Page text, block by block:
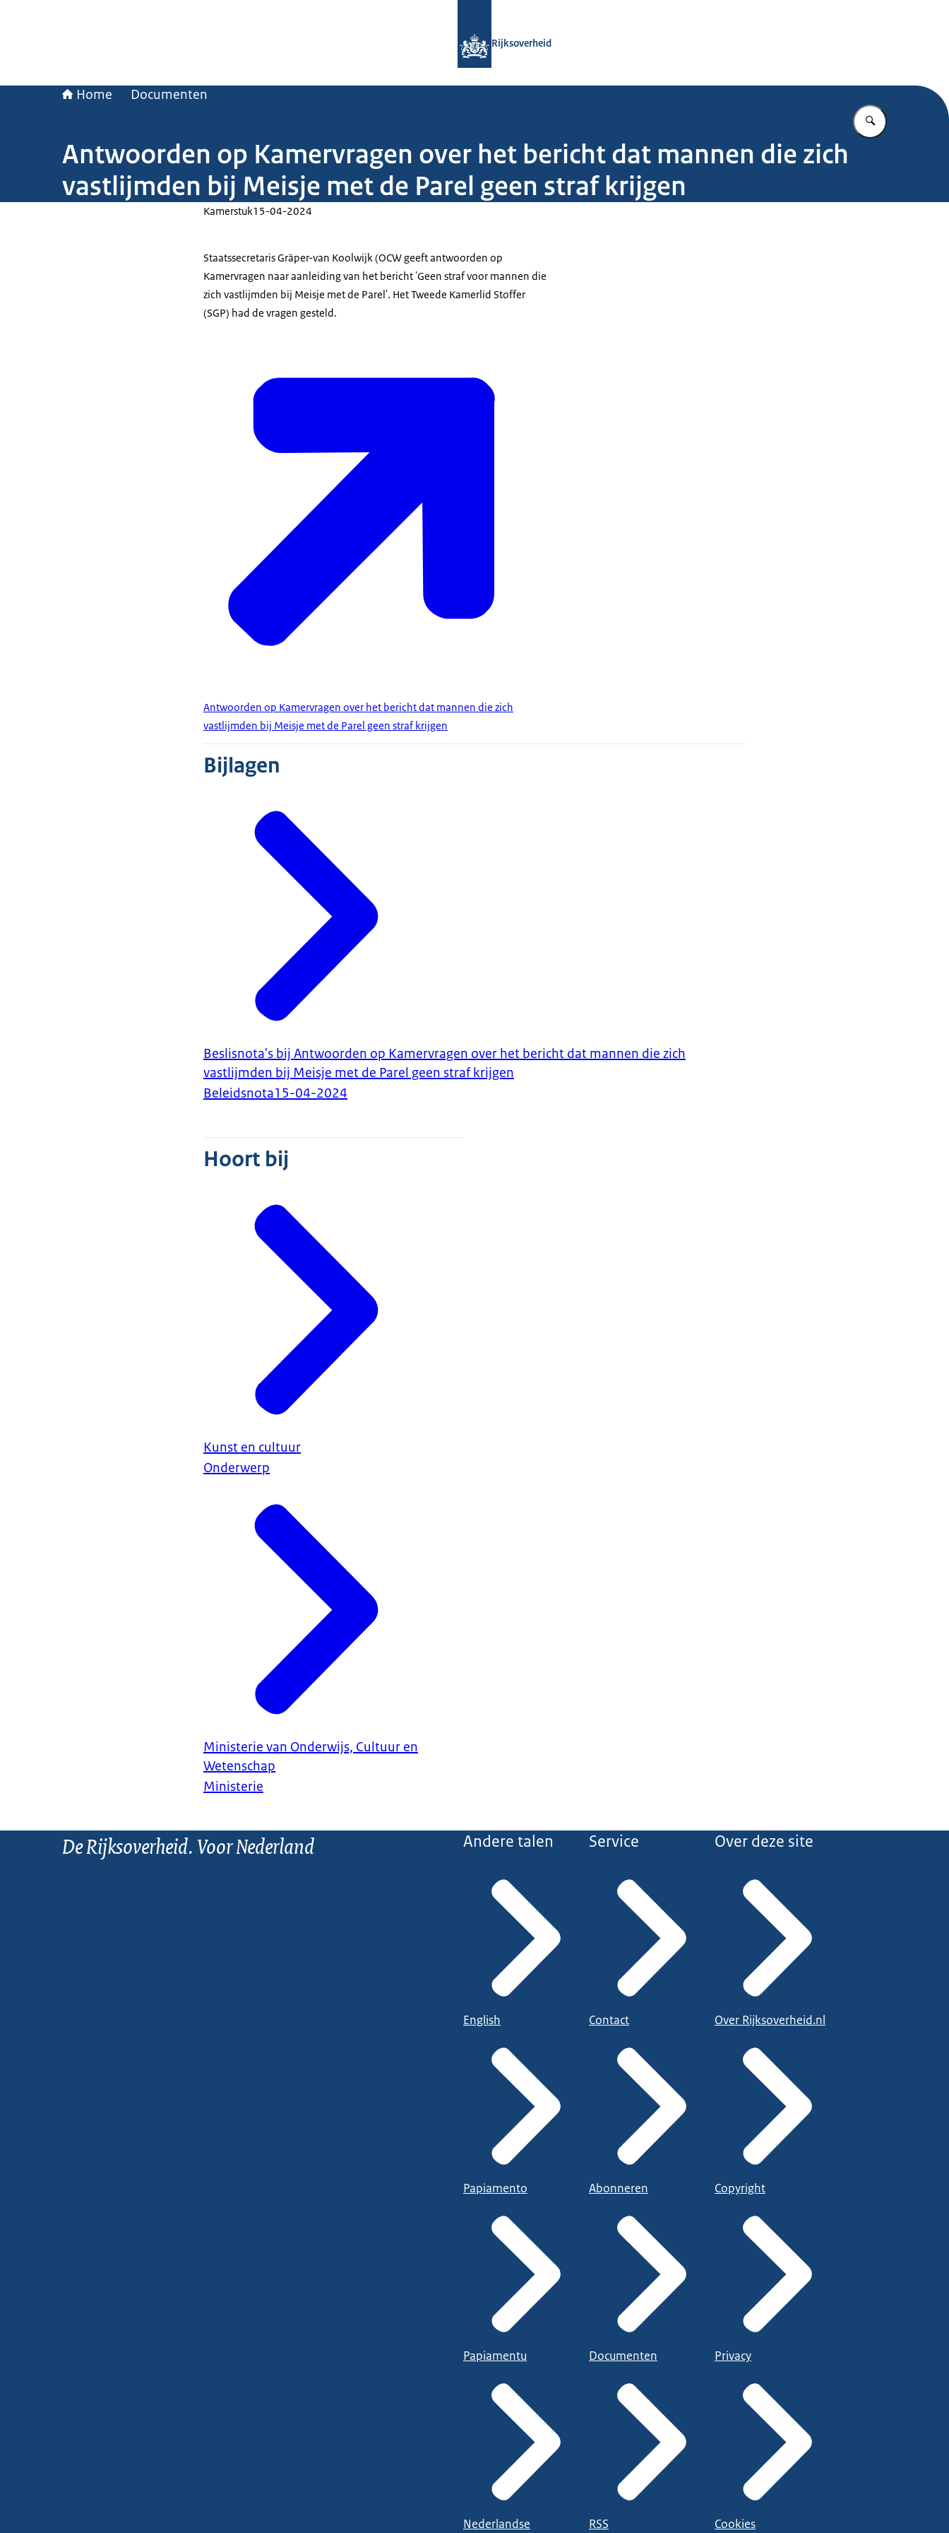
Rijksoverheid
Home Documenten
Vul in wat u
Antwoorden op Kamervragen over het bericht dat mannen die zich
vastlijmden bij Meisje met de Parel geen straf krijgen
Kamerstuk15-04-2024
Staatssecretaris Gräper-van Koolwijk (OCW geeft antwoorden op
Kamervragen naar aanleiding van het bericht 'Geen straf voor mannen die
zich vastlijmden bij Meisje met de Parel'. Het Tweede Kamerlid Stoffer
(SGP) had de vragen gesteld.
Antwoorden op Kamervragen over het bericht dat mannen die zich
vastlijmden bij Meisje met de Parel geen straf krijgen
Bijlagen
Beslisnota's bij Antwoorden op Kamervragen over het bericht dat mannen die zich
vastlijmden bij Meisje met de Parel geen straf krijgen
Beleidsnota15-04-2024
Hoort bij
Kunst en cultuur
Onderwerp
Ministerie van Onderwijs, Cultuur en
Wetenschap
Ministerie
De Rijksoverheid. Voor Nederland Andere talen
English
Papiamento
Papiamentu
Nederlandse
Service
Contact
Abonneren
Documenten
RSS
Over deze site
Over Rijksoverheid.nl
Copyright
Privacy
Cookies